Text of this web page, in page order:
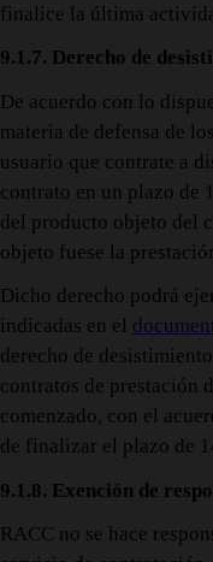
finalice la última
9.1.7. Derecho de
De acuerdo con lo
materia de defensa de
usuario que contrate a
contrato en un plazo de
del producto objeto del
objeto fuese la
Dicho derecho podrá
indicadas en el
derecho de
contratos de prestación
comenzado, con el
de finalizar el plazo de
9.1.8. Exención de
RACC no se hace